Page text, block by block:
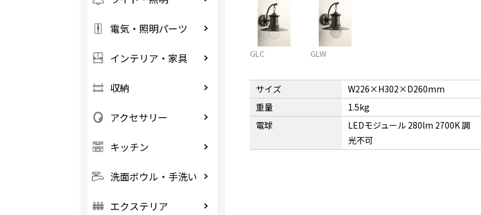
GLC GLW
サイズ
W226×H302×D260mm
重量
1.5kg
電球
LEDモジュール 280lm 2700K 調
光不可
電気・照明パーツ
インテリア・家具
収納
アクセサリー
キッチン
洗面ボウル・手洗い
エクステリア